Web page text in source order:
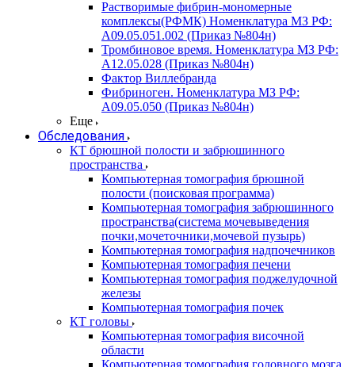
Растворимые фибрин-мономерные
комплексы(РФМК) Номенклатура МЗ РФ:
A09.05.051.002 (Приказ №804н)
Тромбиновое время. Номенклатура МЗ РФ:
A12.05.028 (Приказ №804н)
Фактор Виллебранда
Фибриноген. Номенклатура МЗ РФ:
A09.05.050 (Приказ №804н)
Еще
Обследования
КТ брюшной полости и забрюшинного
пространства
Компьютерная томография брюшной
полости (поисковая программа)
Компьютерная томография забрюшинного
пространства(система мочевыведения
почки,мочеточники,мочевой пузырь)
Компьютерная томография надпочечников
Компьютерная томография печени
Компьютерная томография поджелудочной
железы
Компьютерная томография почек
КТ головы
Компьютерная томография височной
области
Компьютерная томография головного мозга